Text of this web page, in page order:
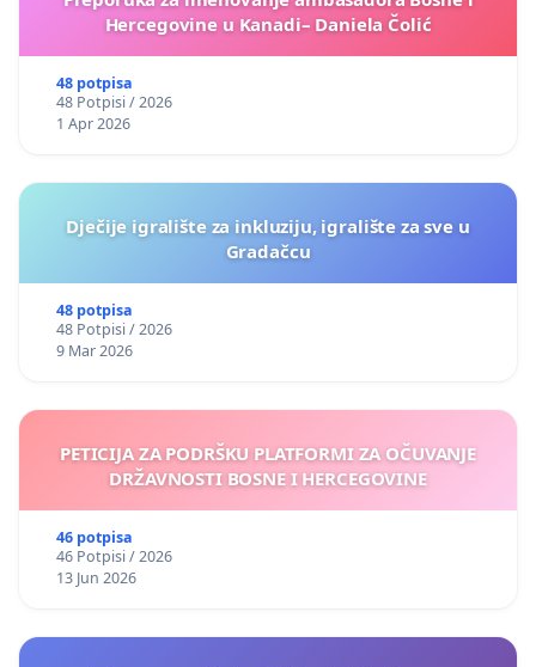
Hercegovine u Kanadi– Daniela Čolić
48 potpisa
48 Potpisi / 2026
1 Apr 2026
Dječije igralište za inkluziju, igralište za sve u
Gradačcu
48 potpisa
48 Potpisi / 2026
9 Mar 2026
PETICIJA ZA PODRŠKU PLATFORMI ZA OČUVANJE
DRŽAVNOSTI BOSNE I HERCEGOVINE
46 potpisa
46 Potpisi / 2026
13 Jun 2026